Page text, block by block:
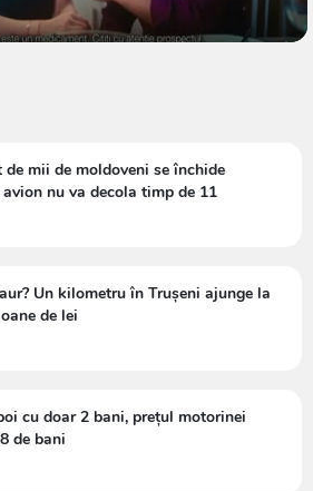
mii de moldoveni se închide
nu va decola timp de 11
Un kilometru în Trușeni ajunge la
de lei
cu doar 2 bani, prețul motorinei
de bani